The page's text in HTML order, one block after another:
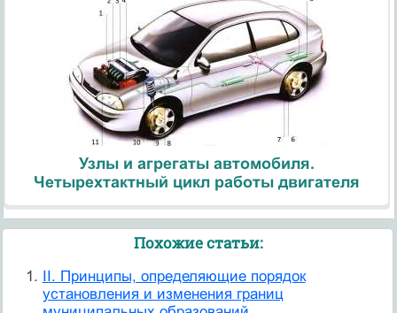
Узлы и агрегаты автомобиля.
Четырехтактный цикл работы двигателя
Похожие статьи:
II. Принципы, определяющие порядок
установления и изменения границ